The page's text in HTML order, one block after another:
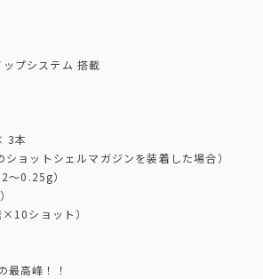
プシステム 搭載
3本
ョットシェルマガジンを装着した場合）
〜0.25g）
ショット）
最高峰！！